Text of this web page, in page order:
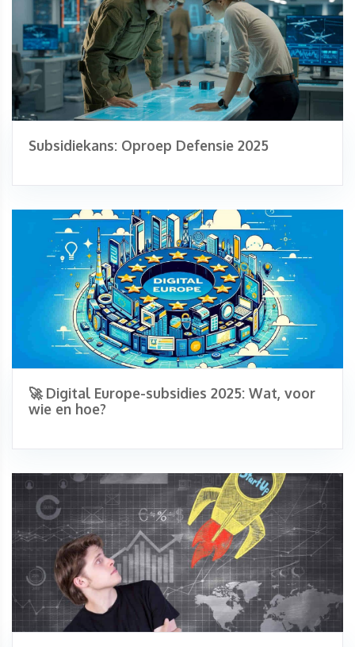
Subsidiekans: Oproep Defensie 2025
🚀 Digital Europe-subsidies 2025: Wat, voor
wie en hoe?